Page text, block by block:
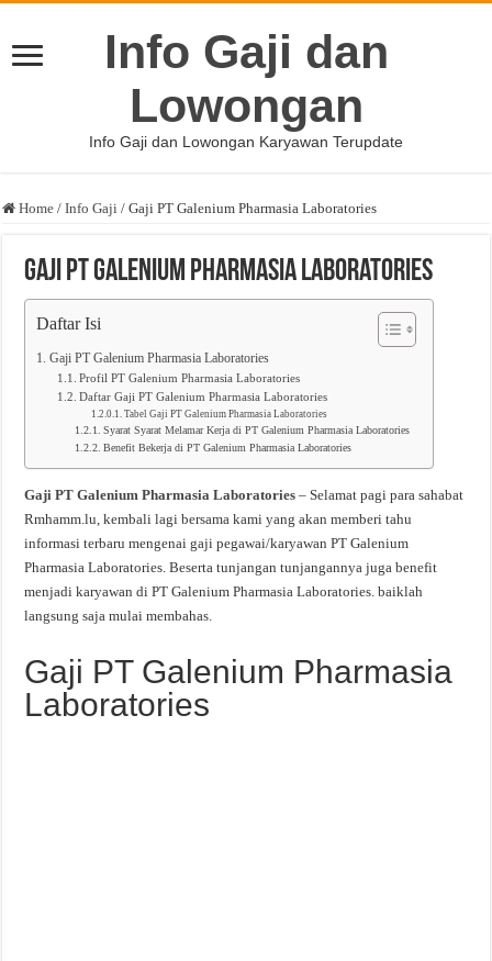
Info Gaji dan
Lowongan
Info Gaji dan Lowongan Karyawan Terupdate
Home / Info Gaji / Gaji PT Galenium Pharmasia Laboratories
Gaji PT Galenium Pharmasia Laboratories
Daftar Isi
Gaji PT Galenium Pharmasia Laboratories
Profil PT Galenium Pharmasia Laboratories
Daftar Gaji PT Galenium Pharmasia Laboratories
Tabel Gaji PT Galenium Pharmasia Laboratories
Syarat Syarat Melamar Kerja di PT Galenium Pharmasia Laboratories
Benefit Bekerja di PT Galenium Pharmasia Laboratories
Gaji PT Galenium Pharmasia Laboratories – Selamat pagi para sahabat
Rmhamm.lu, kembali lagi bersama kami yang akan memberi tahu
informasi terbaru mengenai gaji pegawai/karyawan PT Galenium
Pharmasia Laboratories. Beserta tunjangan tunjangannya juga benefit
menjadi karyawan di PT Galenium Pharmasia Laboratories. baiklah
langsung saja mulai membahas.
Gaji PT Galenium Pharmasia
Laboratories